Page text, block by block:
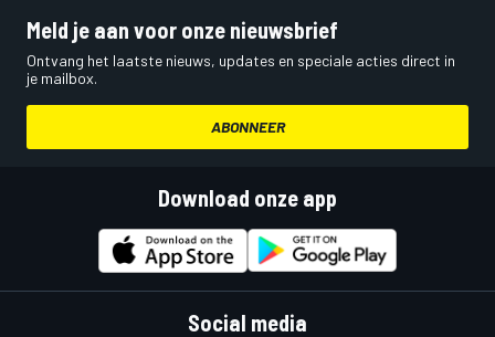
Meld je aan voor onze nieuwsbrief
Ontvang het laatste nieuws, updates en speciale acties direct in
je mailbox.
ABONNEER
Download onze app
Social media